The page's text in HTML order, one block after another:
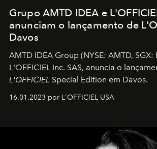
Grupo AMTD IDEA e
anunciam o lançamento de
Davos
AMTD IDEA Group (NYSE: AMTD, SGX:
L'OFFICIEL Inc. SAS, anuncia o
L'OFFICIEL Special Edition em Davos.
16.01.2023 por L'OFFICIEL USA